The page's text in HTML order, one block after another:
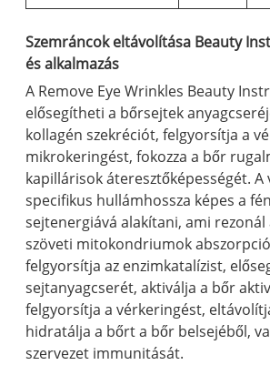
Szemráncok eltávolítása Beauty
és alkalmazás
A Remove Eye Wrinkles Beauty
elősegítheti a bőrsejtek
kollagén szekréciót, felgyorsítja a
mikrokeringést, fokozza a bőr
kapillárisok áteresztőképességét. A
specifikus hullámhossza képes a
sejtenergiává alakítani, ami rezonál
szöveti mitokondriumok
felgyorsítja az enzimkatalízist,
sejtanyagcserét, aktiválja a bőr
felgyorsítja a vérkeringést,
hidratálja a bőrt a bőr belsejéből,
szervezet immunitását.